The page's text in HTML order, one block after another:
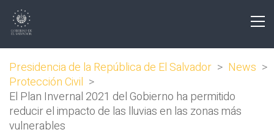
Presidencia de la República de El Salvador > News >
Protección Civil >
El Plan Invernal 2021 del Gobierno ha permitido
reducir el impacto de las lluvias en las zonas más
vulnerables